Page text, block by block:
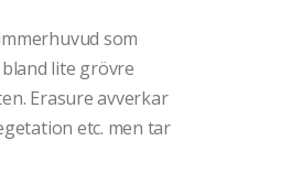
som
lite grövre
Erasure avverkar
etc. men tar